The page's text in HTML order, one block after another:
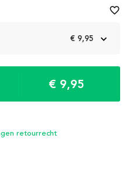
€ 9,95
€ 9,95
retourrecht
favorite_border